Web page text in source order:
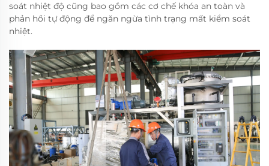
soát nhiệt độ cũng bao gồm các cơ chế khóa an toàn và
phản hồi tự động để ngăn ngừa tình trạng mất kiểm soát
nhiệt.